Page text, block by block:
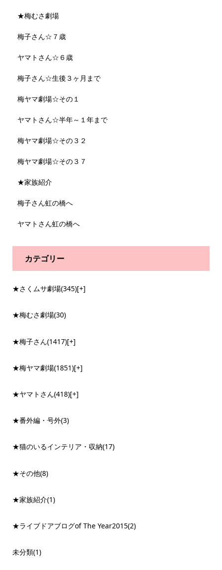
★梅むさ劇場
梅子さん☆７歳
ヤマトさん☆６歳
梅子さん☆生後３ヶ月まで
梅ヤマ劇場☆その１
ヤマトさん☆半年～１年まで
梅ヤマ劇場☆その３２
梅ヤマ劇場☆その３７
★家族紹介
梅子さん虹の橋へ
ヤマトさん虹の橋へ
カテゴリー
★さくムサ劇場(345)[+]
★梅むさ劇場(30)
★梅子さん(1417)[+]
★梅ヤマ劇場(1851)[+]
★ヤマトさん(418)[+]
★番外編・号外(3)
★猫のいるインテリア・収納(17)
★その他(8)
★家族紹介(1)
★ライブドアブログof The Year2015(2)
未分類(1)